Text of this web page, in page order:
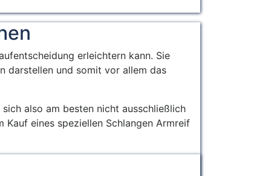
erleichtern kann. Sie
darstellen und somit vor allem das
also am besten nicht ausschließlich
eines speziellen Schlangen Armreif